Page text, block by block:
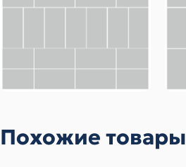
Похожие товары